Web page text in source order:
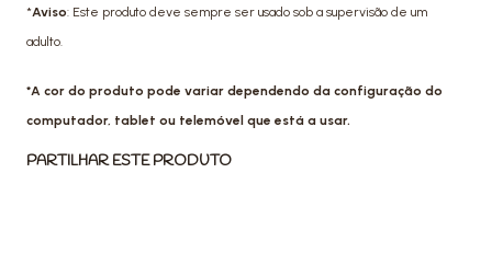
*Aviso: Este produto deve sempre ser usado sob a supervisão de um
adulto.
*A cor do produto pode variar dependendo da configuração do
computador, tablet ou telemóvel que está a usar.
PARTILHAR ESTE PRODUTO